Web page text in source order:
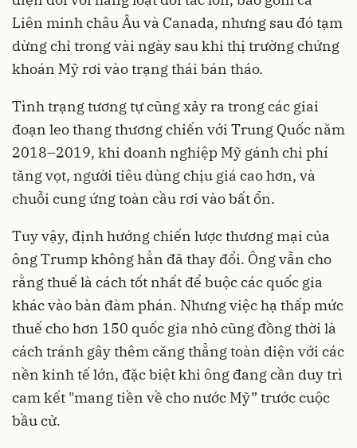
Liên minh châu Âu và Canada, nhưng sau đó tạm
dừng chỉ trong vài ngày sau khi thị trường chứng
khoán Mỹ rơi vào trạng thái bán tháo.
Tình trạng tương tự cũng xảy ra trong các giai
đoạn leo thang thương chiến với Trung Quốc năm
2018–2019, khi doanh nghiệp Mỹ gánh chi phí
tăng vọt, người tiêu dùng chịu giá cao hơn, và
chuỗi cung ứng toàn cầu rơi vào bất ổn.
Tuy vậy, định hướng chiến lược thương mại của
ông Trump không hẳn đã thay đổi. Ông vẫn cho
rằng thuế là cách tốt nhất để buộc các quốc gia
khác vào bàn đàm phán. Nhưng việc hạ thấp mức
thuế cho hơn 150 quốc gia nhỏ cũng đồng thời là
cách tránh gây thêm căng thẳng toàn diện với các
nền kinh tế lớn, đặc biệt khi ông đang cần duy trì
cam kết "mang tiền về cho nước Mỹ” trước cuộc
bầu cử.